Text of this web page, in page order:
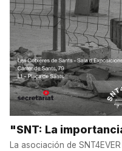
"SNT: La
La asociación de